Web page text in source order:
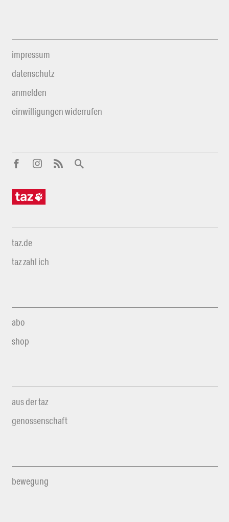
impressum
datenschutz
anmelden
einwilligungen widerrufen
taz.de
taz zahl ich
abo
shop
aus der taz
genossenschaft
bewegung